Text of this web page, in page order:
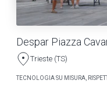
Despar Piazza
Trieste (TS)
TECNOLOGIA SU MISURA,